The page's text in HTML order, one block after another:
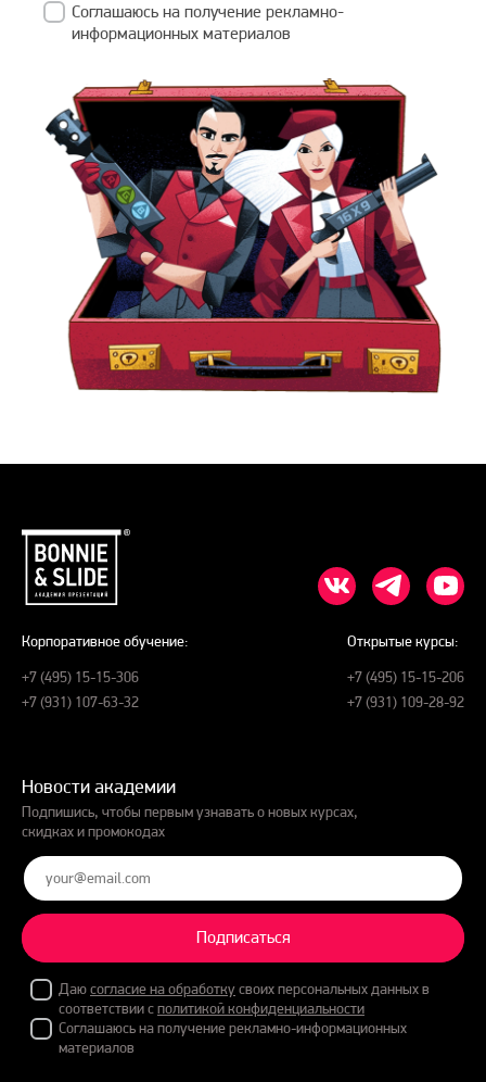
Соглашаюсь на получение рекламно-
информационных материалов
Корпоративное обучение:
+7 (495) 15-15-306
+7 (931) 107-63-32
Открытые курсы:
+7 (495) 15-15-206
+7 (931) 109-28-92
Новости академии
Подпишись, чтобы первым узнавать о новых курсах,
скидках и промокодах
Подписаться
Даюсогласие на обработкусвоих персональных данных в
соответствии сполитикой конфиденциальности
Соглашаюсь на получение рекламно-информационных
материалов